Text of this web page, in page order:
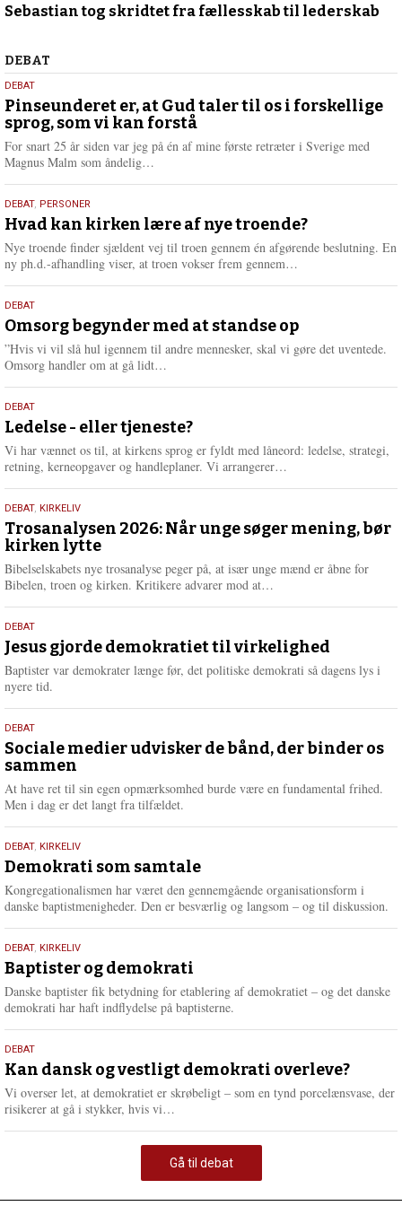
februar
Sebastian tog skridtet fra fællesskab til lederskab
Debat
DEBAT
5.
august
2026
DEBAT
Pinseunderet er, at Gud taler til os i forskellige
sprog, som vi kan forstå
For snart 25 år siden var jeg på én af mine første retræter i Sverige med
Magnus Malm som åndelig…
e
r
e
25.
juli
2026
DEBAT, PERSONER
Hvad kan kirken lære af nye troende?
Nye troende finder sjældent vej til troen gennem én afgørende beslutning. En
ny ph.d.-afhandling viser, at troen vokser frem gennem…
e
r
e
9.
juli
2026
DEBAT
Omsorg begynder med at standse op
”Hvis vi vil slå hul igennem til andre mennesker, skal vi gøre det uventede.
Omsorg handler om at gå lidt…
e
r
e
10.
juni
2026
DEBAT
Ledelse - eller tjeneste?
Vi har vænnet os til, at kirkens sprog er fyldt med låneord: ledelse, strategi,
retning, kerneopgaver og handleplaner. Vi arrangerer…
e
2.
juni
2026
DEBAT, KIRKELIV
Trosanalysen 2026: Når unge søger mening, bør
kirken lytte
Bibelselskabets nye trosanalyse peger på, at især unge mænd er åbne for
Bibelen, troen og kirken. Kritikere advarer mod at…
e
r
e
18.
maj
2026
DEBAT
Jesus gjorde demokratiet til virkelighed
Baptister var demokrater længe før, det politiske demokrati så dagens lys i
nyere tid.
18.
maj
2026
DEBAT
Sociale medier udvisker de bånd, der binder os
sammen
At have ret til sin egen opmærksomhed burde være en fundamental frihed.
Men i dag er det langt fra tilfældet.
18.
maj
2026
DEBAT, KIRKELIV
Demokrati som samtale
Kongregationalismen har været den gennemgående organisationsform i
danske baptistmenigheder. Den er besværlig og langsom – og til diskussion.
18.
maj
2026
DEBAT, KIRKELIV
Baptister og demokrati
Danske baptister fik betydning for etablering af demokratiet – og det danske
demokrati har haft indflydelse på baptisterne.
18.
maj
2026
DEBAT
Kan dansk og vestligt demokrati overleve?
Vi overser let, at demokratiet er skrøbeligt – som en tynd porcelænsvase, der
risikerer at gå i stykker, hvis vi…
m
e
Gå til debat